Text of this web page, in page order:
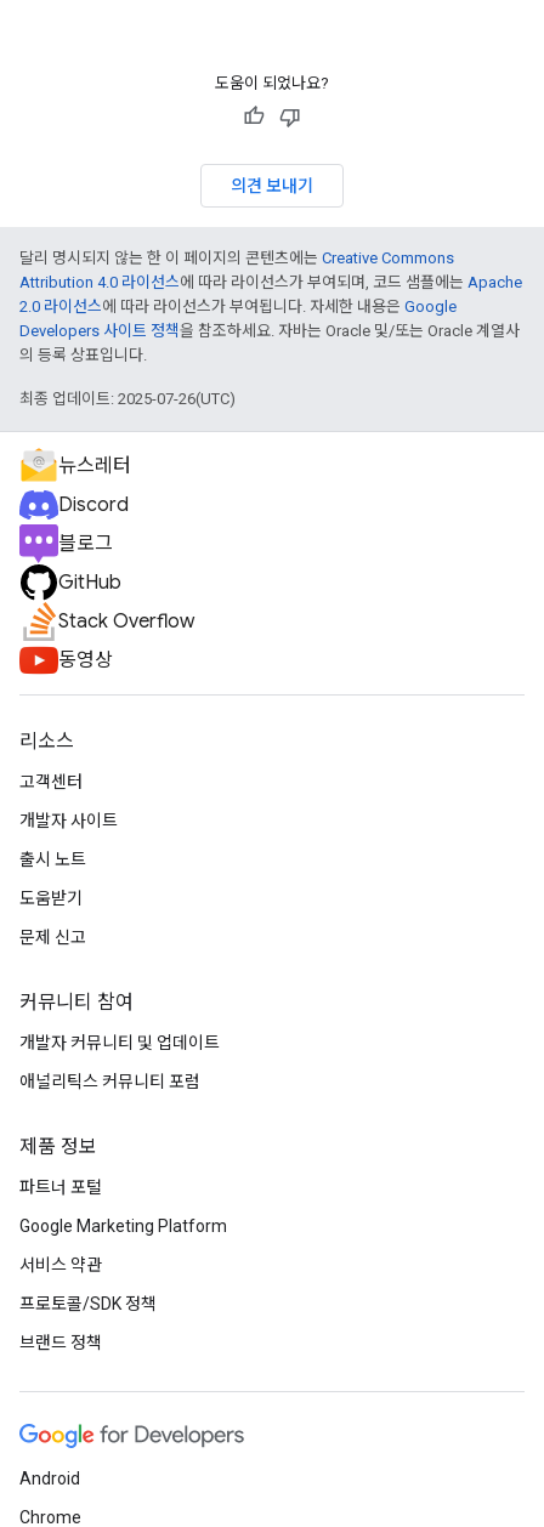
도움이 되었나요?
의견 보내기
달리 명시되지 않는 한 이 페이지의 콘텐츠에는 Creative Commons
Attribution 4.0 라이선스에 따라 라이선스가 부여되며, 코드 샘플에는 Apache
2.0 라이선스에 따라 라이선스가 부여됩니다. 자세한 내용은 Google
Developers 사이트 정책을 참조하세요. 자바는 Oracle 및/또는 Oracle 계열사
의 등록 상표입니다.
최종 업데이트: 2025-07-26(UTC)
뉴스레터
Discord
블로그
GitHub
Stack Overflow
동영상
리소스
고객센터
개발자 사이트
출시 노트
도움받기
문제 신고
커뮤니티 참여
개발자 커뮤니티 및 업데이트
애널리틱스 커뮤니티 포럼
제품 정보
파트너 포털
Google Marketing Platform
서비스 약관
프로토콜/SDK 정책
브랜드 정책
Android
Chrome